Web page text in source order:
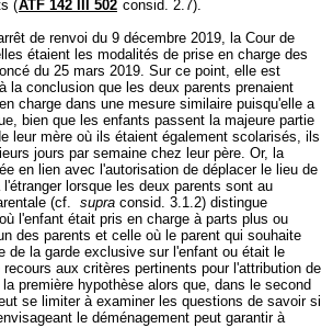
(ATF 142 III 502 consid. 2.7).
de renvoi du 9 décembre 2019, la Cour de
étaient les modalités de prise en charge des
du 25 mars 2019. Sur ce point, elle est
la conclusion que les deux parents prenaient
charge dans une mesure similaire puisqu'elle a
bien que les enfants passent la majeure partie
leur mère où ils étaient également scolarisés, ils
jours par semaine chez leur père. Or, la
en lien avec l'autorisation de déplacer le lieu de
lorsque les deux parents sont au
(cf. supra consid. 3.1.2) distingue
l'enfant était pris en charge à parts plus ou
des parents et celle où le parent qui souhaite
de la garde exclusive sur l'enfant ou était le
aux critères pertinents pour l'attribution de
première hypothèse alors que, dans le second
se limiter à examiner les questions de savoir si
le déménagement peut garantir à